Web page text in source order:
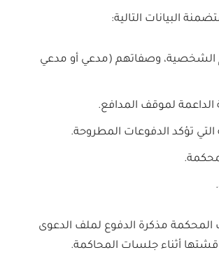
البيانات التالية:
الشخصية، وصفاتهم (مدعي أو مدعي
الداعمة لموقف المدافع.
التي تؤكد الدفوعات المطروحة.
المحكمة مذكرة الدفوع لملف الدعوى
أثناء جلسات المحاكمة.